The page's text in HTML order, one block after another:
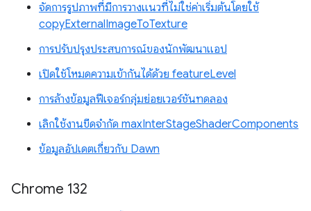
จัดการรูปภาพที่มีการวางแนวที่ไม่ใช่ค่าเริ่มต้นโดยใช้
copyExternalImageToTexture
การปรับปรุงประสบการณ์ของนักพัฒนาแอป
เปิดใช้โหมดความเข้ากันได้ด้วย featureLevel
การล้างข้อมูลฟีเจอร์กลุ่มย่อยเวอร์ชันทดลอง
เลิกใช้งานขีดจำกัด maxInterStageShaderComponents
ข้อมูลอัปเดตเกี่ยวกับ Dawn
Chrome 132